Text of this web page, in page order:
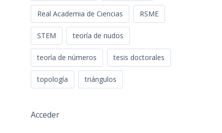
Real Academia de Ciencias RSME
STEM teoría de nudos
teoría de números tesis doctorales
topología triángulos
Acceder